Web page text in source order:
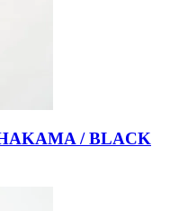
/ BLACK